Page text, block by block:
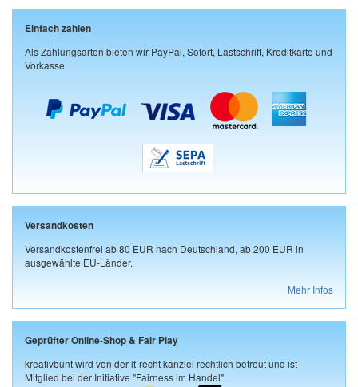
Einfach zahlen
Als Zahlungsarten bieten wir PayPal, Sofort, Lastschrift, Kreditkarte und
Vorkasse.
Versandkosten
Versandkostenfrei ab 80 EUR nach Deutschland, ab 200 EUR in
ausgewählte EU-Länder.
Mehr Infos
Geprüfter Online-Shop & Fair Play
kreativbunt wird von der it-recht kanzlei rechtlich betreut und ist
Mitglied bei der Initiative "Fairness im Handel".